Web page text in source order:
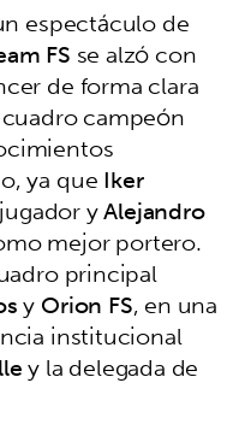
espectáculo de
FS se alzó con
de forma clara
campeón
ya queIker
yAlejandro
mejor portero.
principal
yOrion FS, en una
institucional
y la delegada de